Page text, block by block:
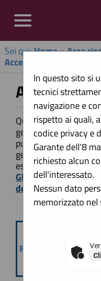
Sei qui:Home»Area
Accesso area riservata SA
In questo sito si
tecnici
navigazione e
rispetto ai quali,
codice privacy e
Garante dell'8
richiesto alcun
dell'interessato.
Nessun dato
memorizzato
Accesso
Questa sezione è
gestione della fase di
pubblico di Lavori,
gestione della fase a
esecuzione del
Gli applicativi
dell'Ente.
PROGETTAZIONE